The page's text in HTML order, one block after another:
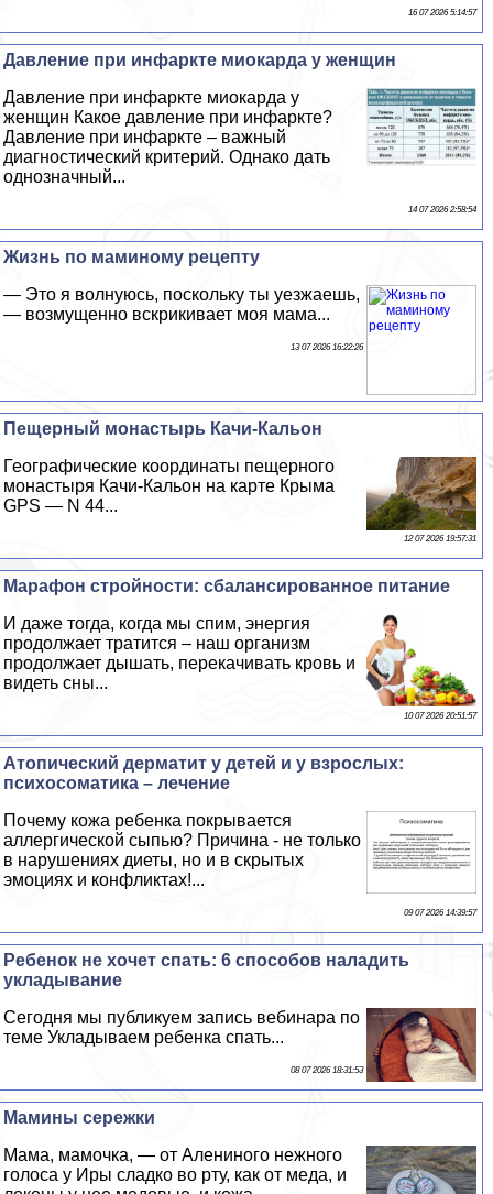
16 07 2026 5:14:57
Давление при инфаркте миокарда у женщин
Давление при инфаркте миокарда у
женщин Какое давление при инфаркте?
Давление при инфаркте – важный
диагностический критерий. Однако дать
однозначный...
14 07 2026 2:58:54
Жизнь по маминому рецепту
— Это я волнуюсь, поскольку ты уезжаешь,
— возмущенно вскрикивает моя мама...
13 07 2026 16:22:26
Пещерный монастырь Качи-Кальон
Географические координаты пещерного
монастыря Качи-Кальон на карте Крыма
GPS — N 44...
12 07 2026 19:57:31
Марафон стройности: сбалансированное питание
И даже тогда, когда мы спим, энергия
продолжает тратится – наш организм
продолжает дышать, перекачивать кровь и
видеть сны...
10 07 2026 20:51:57
Атопический дерматит у детей и у взрослых:
психосоматика – лечение
Почему кожа ребенка покрывается
аллергической сыпью? Причина - не только
в нарушениях диеты, но и в скрытых
эмоциях и конфликтах!...
09 07 2026 14:39:57
Ребенок не хочет спать: 6 способов наладить
укладывание
Сегодня мы публикуем запись вебинара по
теме Укладываем ребенка спать...
08 07 2026 18:31:53
Мамины сережки
Мама, мамочка, — от Алениного нежного
голоса у Иры сладко во рту, как от меда, и